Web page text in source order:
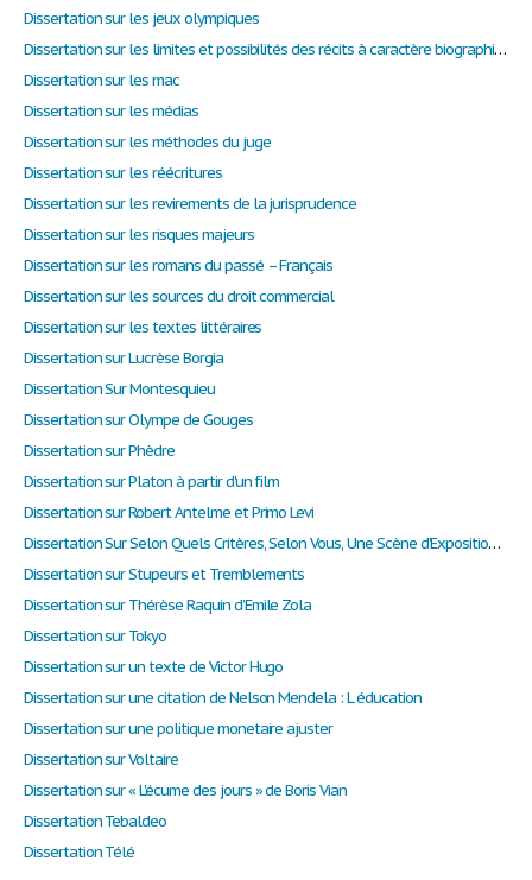
Dissertation sur les jeux olympiques
Dissertation sur les limites et possibilités des récits à caractère biographique
Dissertation sur les mac
Dissertation sur les médias
Dissertation sur les méthodes du juge
Dissertation sur les réécritures
Dissertation sur les revirements de la jurisprudence
Dissertation sur les risques majeurs
Dissertation sur les romans du passé – Français
Dissertation sur les sources du droit commercial
Dissertation sur les textes littéraires
Dissertation sur Lucrèse Borgia
Dissertation Sur Montesquieu
Dissertation sur Olympe de Gouges
Dissertation sur Phèdre
Dissertation sur Platon à partir d'un film
Dissertation sur Robert Antelme et Primo Levi
Dissertation Sur Selon Quels Critères, Selon Vous, Une Scène d'Exposition Est-Elle Réussie Et Remplit-Elle Sa Fonction ?
Dissertation sur Stupeurs et Tremblements
Dissertation sur Thérèse Raquin d’Emile Zola
Dissertation sur Tokyo
Dissertation sur un texte de Victor Hugo
Dissertation sur une citation de Nelson Mendela : L éducation
Dissertation sur une politique monetaire ajuster
Dissertation sur Voltaire
Dissertation sur « L'écume des jours » de Boris Vian
Dissertation Tebaldeo
Dissertation Télé